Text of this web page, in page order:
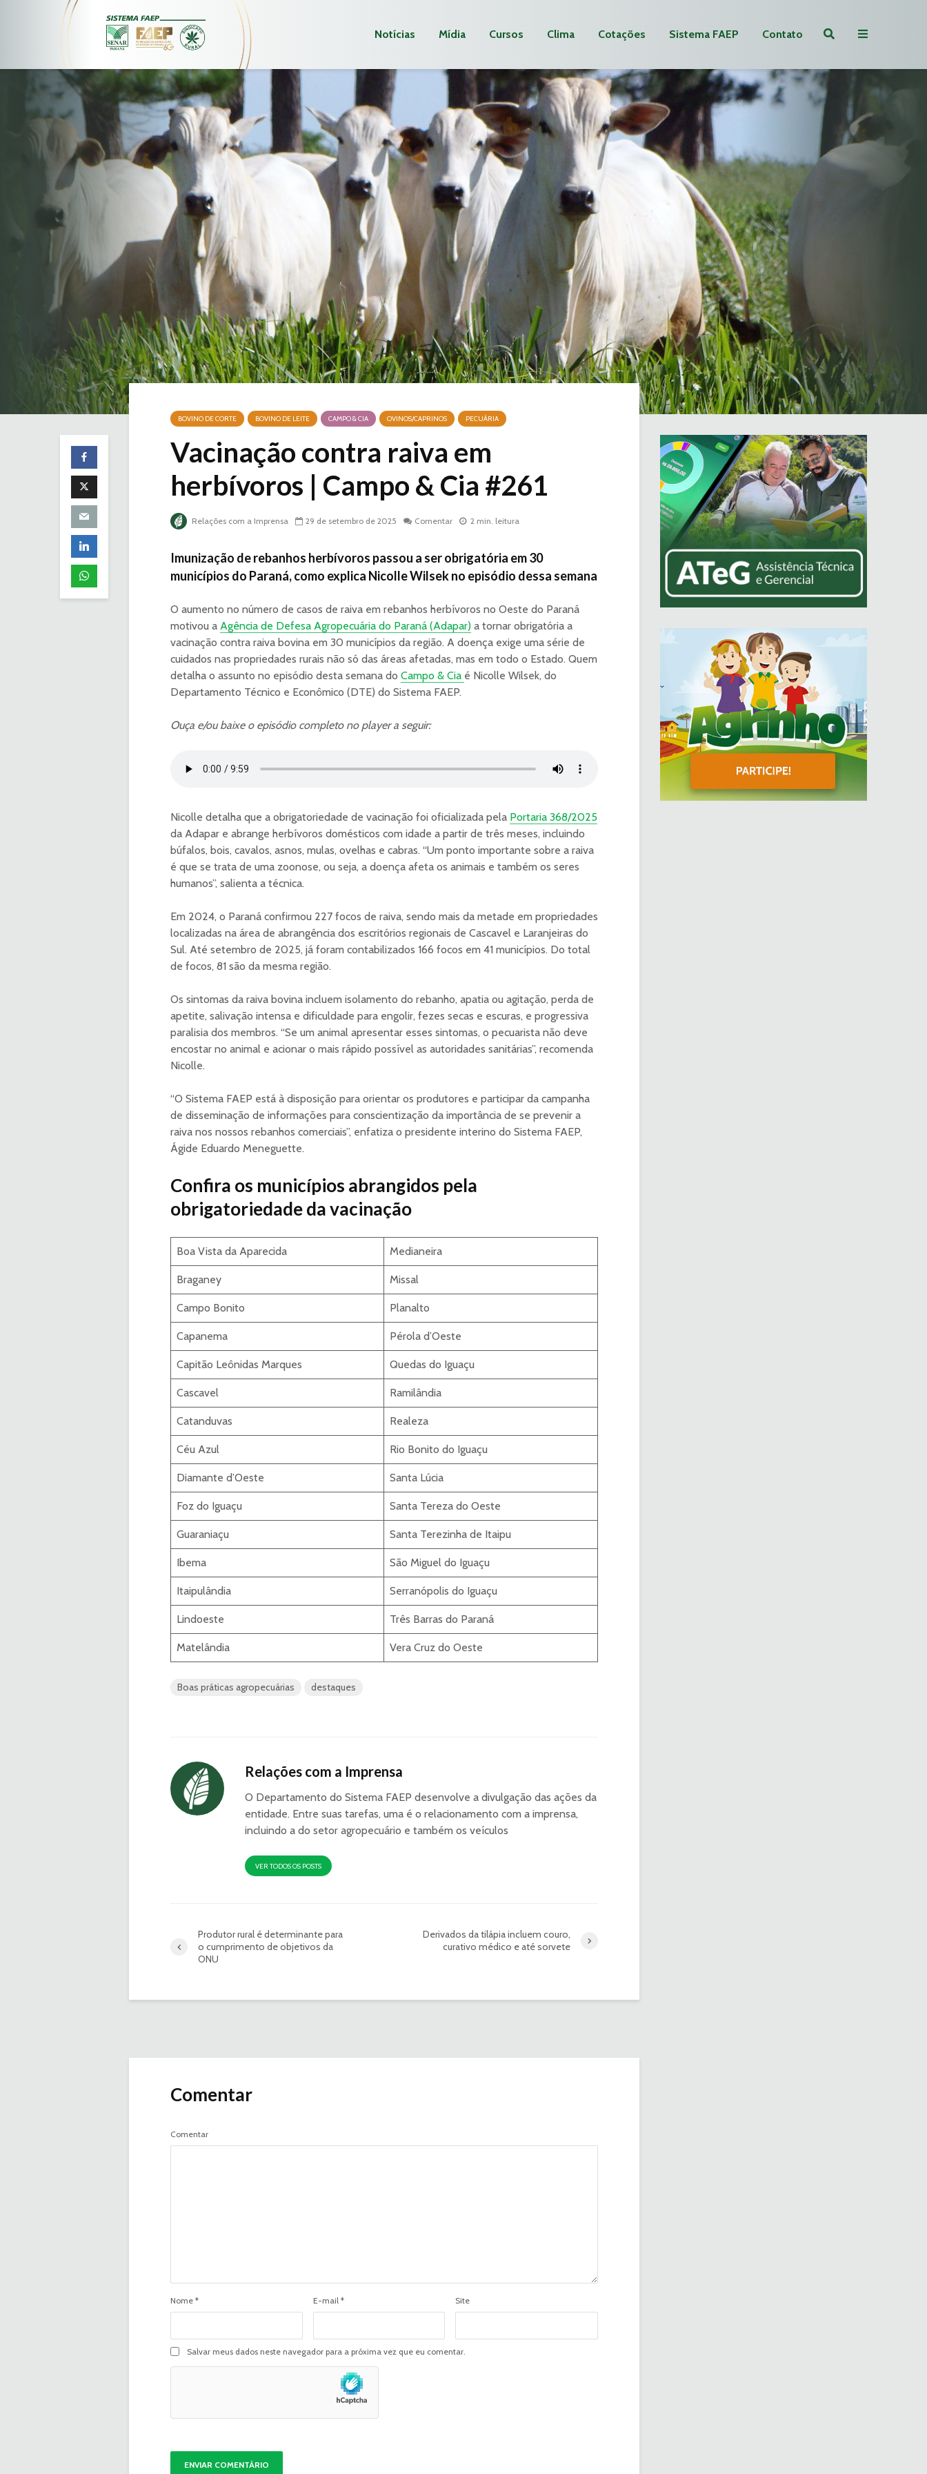
Notícias Mídia Cursos Clima Cotações Sistema FAEP Contato
BOVINO DE CORTE BOVINO DE LEITE CAMPO & CIA OVINOS/CAPRINOS PECUÁRIA
Vacinação contra raiva em
herbívoros | Campo & Cia #261
Relações com a Imprensa 29 de setembro de 2025 Comentar 2 min. leitura
Imunização de rebanhos herbívoros passou a ser obrigatória em 30
municípios do Paraná, como explica Nicolle Wilsek no episódio dessa semana
O aumento no número de casos de raiva em rebanhos herbívoros no Oeste do Paraná
motivou a Agência de Defesa Agropecuária do Paraná (Adapar) a tornar obrigatória a
vacinação contra raiva bovina em 30 municípios da região. A doença exige uma série de
cuidados nas propriedades rurais não só das áreas afetadas, mas em todo o Estado. Quem
detalha o assunto no episódio desta semana do Campo & Cia é Nicolle Wilsek, do
Departamento Técnico e Econômico (DTE) do Sistema FAEP.
Ouça e/ou baixe o episódio completo no player a seguir:
Nicolle detalha que a obrigatoriedade de vacinação foi oficializada pela Portaria 368/2025
da Adapar e abrange herbívoros domésticos com idade a partir de três meses, incluindo
búfalos, bois, cavalos, asnos, mulas, ovelhas e cabras. “Um ponto importante sobre a raiva
é que se trata de uma zoonose, ou seja, a doença afeta os animais e também os seres
humanos”, salienta a técnica.
Em 2024, o Paraná confirmou 227 focos de raiva, sendo mais da metade em propriedades
localizadas na área de abrangência dos escritórios regionais de Cascavel e Laranjeiras do
Sul. Até setembro de 2025, já foram contabilizados 166 focos em 41 municípios. Do total
de focos, 81 são da mesma região.
Os sintomas da raiva bovina incluem isolamento do rebanho, apatia ou agitação, perda de
apetite, salivação intensa e dificuldade para engolir, fezes secas e escuras, e progressiva
paralisia dos membros. “Se um animal apresentar esses sintomas, o pecuarista não deve
encostar no animal e acionar o mais rápido possível as autoridades sanitárias”, recomenda
Nicolle.
“O Sistema FAEP está à disposição para orientar os produtores e participar da campanha
de disseminação de informações para conscientização da importância de se prevenir a
raiva nos nossos rebanhos comerciais”, enfatiza o presidente interino do Sistema FAEP,
Ágide Eduardo Meneguette.
Confira os municípios abrangidos pela
obrigatoriedade da vacinação
Boa Vista da Aparecida Medianeira
Braganey Missal
Campo Bonito Planalto
Capanema Pérola d’Oeste
Capitão Leônidas Marques Quedas do Iguaçu
Cascavel Ramilândia
Catanduvas Realeza
Céu Azul Rio Bonito do Iguaçu
Diamante d’Oeste Santa Lúcia
Foz do Iguaçu Santa Tereza do Oeste
Guaraniaçu Santa Terezinha de Itaipu
Ibema São Miguel do Iguaçu
Itaipulândia Serranópolis do Iguaçu
Lindoeste Três Barras do Paraná
Matelândia Vera Cruz do Oeste
Boas práticas agropecuárias destaques
Relações com a Imprensa
O Departamento do Sistema FAEP desenvolve a divulgação das ações da
entidade. Entre suas tarefas, uma é o relacionamento com a imprensa,
incluindo a do setor agropecuário e também os veículos
VER TODOS OS POSTS
Produtor rural é determinante para
o cumprimento de objetivos da
ONU
Derivados da tilápia incluem couro,
curativo médico e até sorvete
Comentar
Comentar
Nome * E-mail * Site
Salvar meus dados neste navegador para a próxima vez que eu comentar.